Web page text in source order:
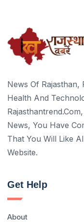
News Of Rajasthan,
Health And
News, You Have
That You Will Like
Website.
Get Help
About